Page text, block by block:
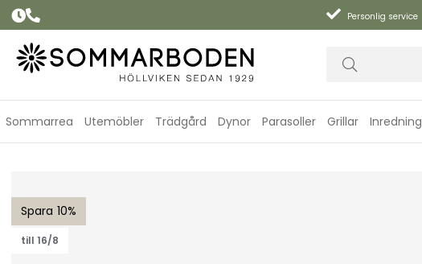
Personlig service
Sommarrea Utemöbler Trädgård Dynor Parasoller Grillar Inredning
10
till 16/8